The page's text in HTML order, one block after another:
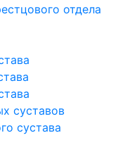
отдела
суставов
сустава